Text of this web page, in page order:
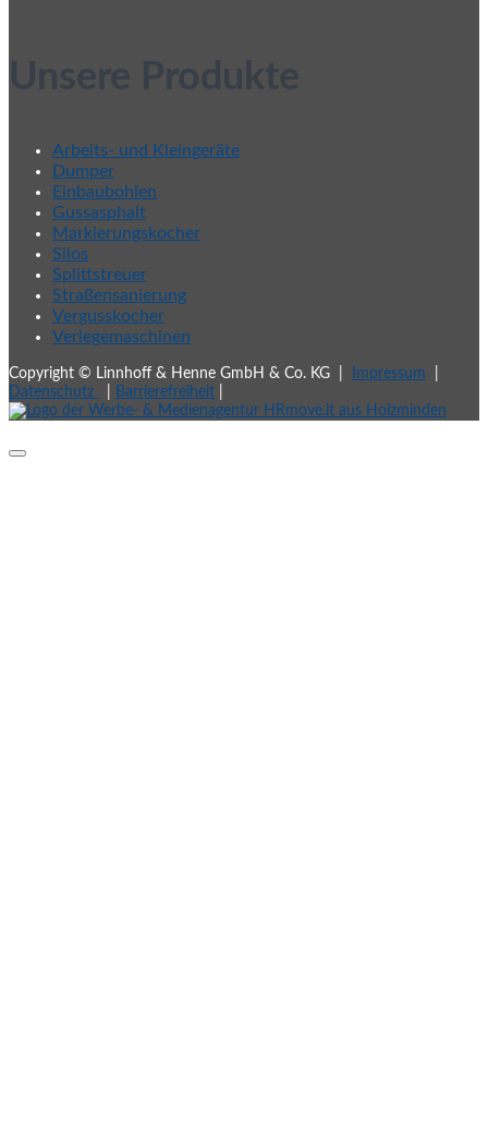
Unsere Produkte
Arbeits- und Kleingeräte
Dumper
Einbaubohlen
Gussasphalt
Markierungskocher
Silos
Splittstreuer
Straßensanierung
Vergusskocher
Verlegemaschinen
Copyright © Linnhoff & Henne GmbH & Co. KG | Impressum
Datenschutz
Barrierefreiheit